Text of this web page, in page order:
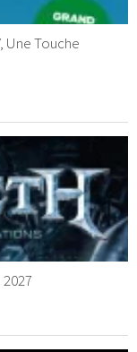
Une Touche